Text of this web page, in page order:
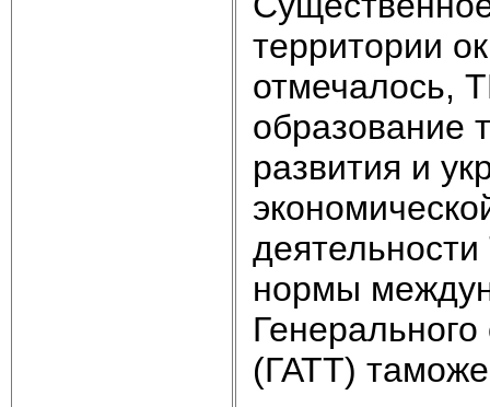
территории
отмечалось,
образование
развития и
нормы
(ГАТТ)